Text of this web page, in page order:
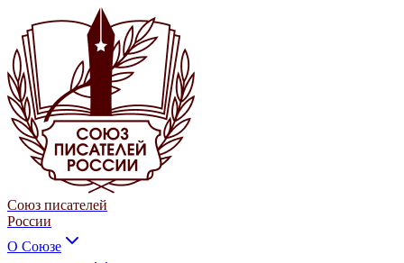
Союз писателей
России
О Союзе